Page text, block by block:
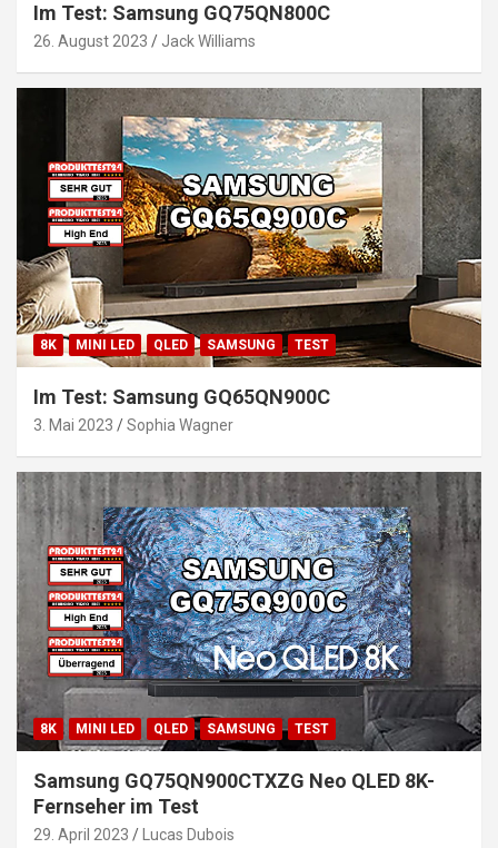
Im Test: Samsung GQ75QN800C
26. August 2023 Jack Williams
8K MINI LED QLED SAMSUNG TEST
Im Test: Samsung GQ65QN900C
3. Mai 2023 Sophia Wagner
8K MINI LED QLED SAMSUNG TEST
Samsung GQ75QN900CTXZG Neo QLED 8K-
Fernseher im Test
29. April 2023 Lucas Dubois